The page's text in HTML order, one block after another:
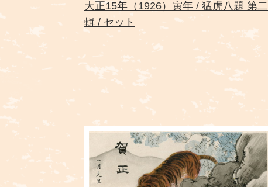
大正15年（1926）寅年
猛虎八題 第二
輯
セット